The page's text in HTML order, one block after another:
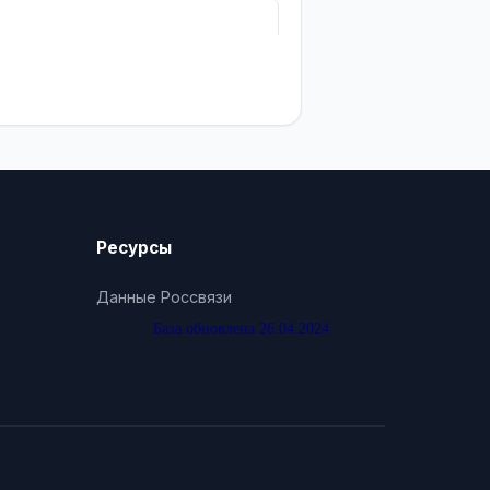
Ресурсы
Данные Россвязи
База обновлена 26.04.2024